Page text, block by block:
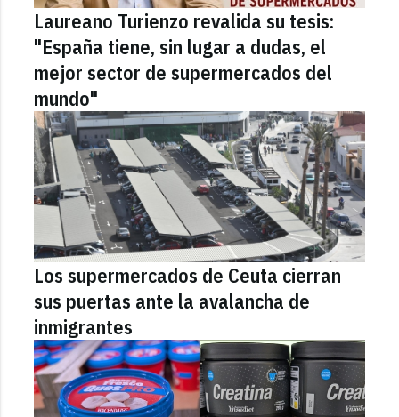
Laureano Turienzo revalida su tesis:
"España tiene, sin lugar a dudas, el
mejor sector de supermercados del
mundo"
Los supermercados de Ceuta cierran
sus puertas ante la avalancha de
inmigrantes